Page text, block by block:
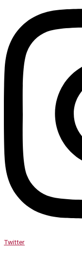
Twitter